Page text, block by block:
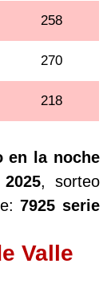
258
270
218
en la noche
, sorteo
7925 serie
Valle